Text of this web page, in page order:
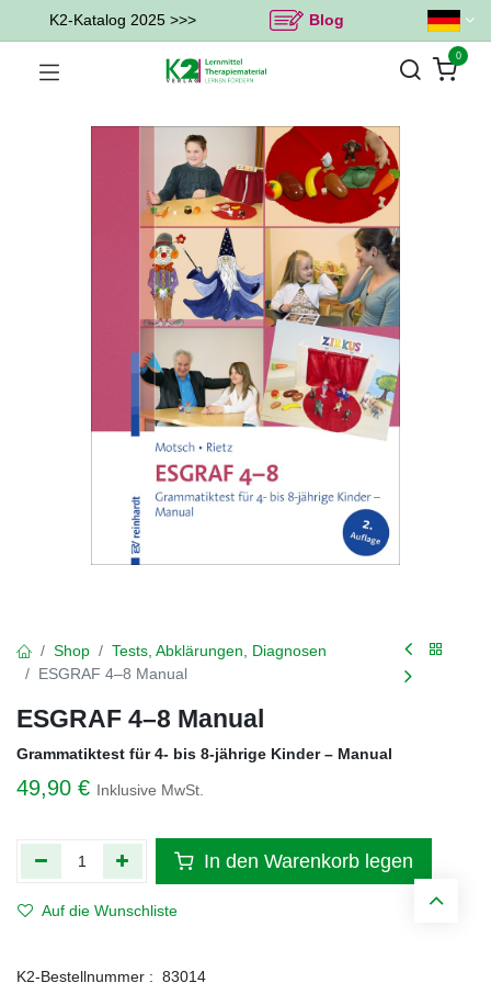
K2-Katalog 2025 >>> Blog
0
Shop
Tests, Abklärungen, Diagnosen
ESGRAF 4–8 Manual
ESGRAF 4–8 Manual
Grammatiktest für 4- bis 8-jährige Kinder – Manual
49,90 € Inklusive MwSt.
In den Warenkorb legen
Auf die Wunschliste
K2-Bestellnummer : 83014